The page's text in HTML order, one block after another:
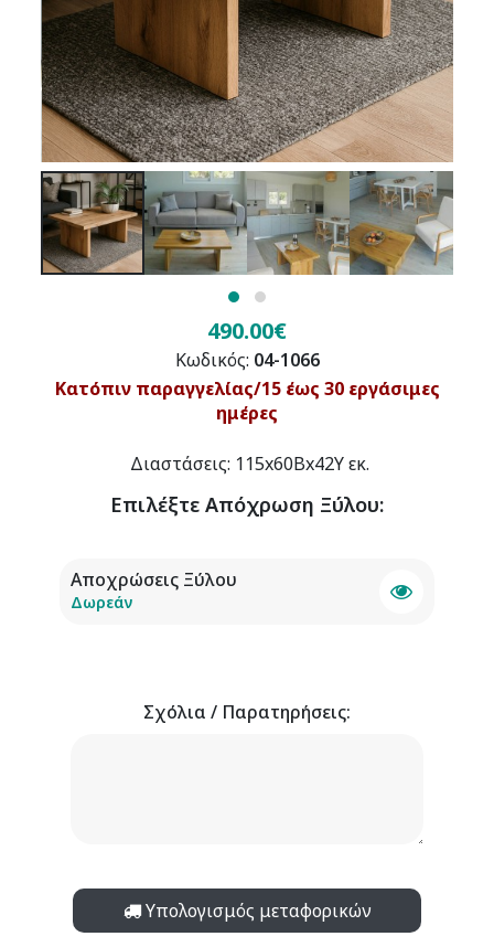
490.00€
Κωδικός: 04-1066
Κατόπιν παραγγελίας/15 έως 30 εργάσιμες
ημέρες
Διαστάσεις: 115x60Βx42Υ εκ.
Επιλέξτε Απόχρωση Ξύλου:
Αποχρώσεις Ξύλου
Δωρεάν
Σχόλια / Παρατηρήσεις:
Υπολογισμός μεταφορικών